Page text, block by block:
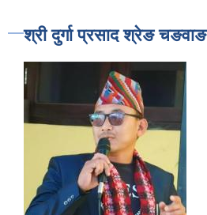
श्री दुर्गा प्रसाद श्रेङ चङवाङ